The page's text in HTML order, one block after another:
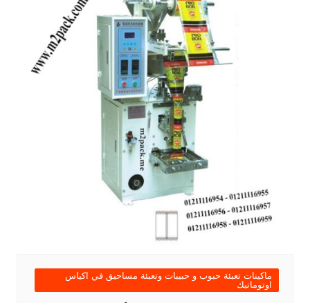
ماكينات تعبئة حبوب و حبيبات وتعبئة مساحيق في اكياس
اوتوماتيك